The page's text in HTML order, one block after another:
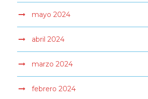
mayo 2024
abril 2024
marzo 2024
febrero 2024